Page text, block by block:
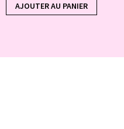
AJOUTER AU PANIER